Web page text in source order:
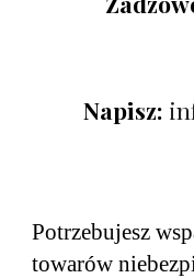
Napisz:
Potrzebujesz
towarów